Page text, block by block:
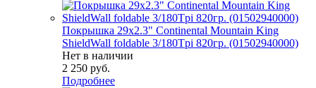
Покрышка 29x2.3" Continental Mountain King
ShieldWall foldable 3/180Tpi 820гр. (01502940000)
Нет в наличии
2 250 руб.
Подробнее